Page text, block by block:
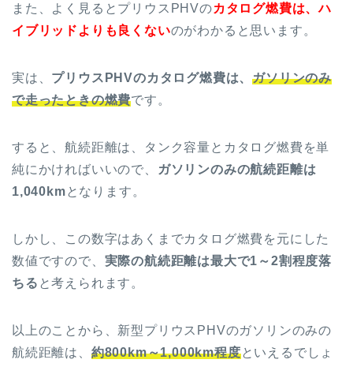
また、よく見るとプリウスPHVのカタログ燃費は、ハ
イブリッドよりも良くないのがわかると思います。
実は、 プリウスPHVのカタログ燃費は、ガソリンのみ
で走ったときの燃費です。
すると、航続距離は、タンク容量とカタログ燃費を単
純にかければいいので、
ガソリンのみの航続距離は
1,040km となります。
しかし、この数字はあくまでカタログ燃費を元にした
数値ですので、 実際の航続距離は最大で1～2割程度落
ちる と考えられます。
以上のことから、新型プリウスPHVのガソリンのみの
航続距離は、 約800km～1,000km程度といえるでしょ